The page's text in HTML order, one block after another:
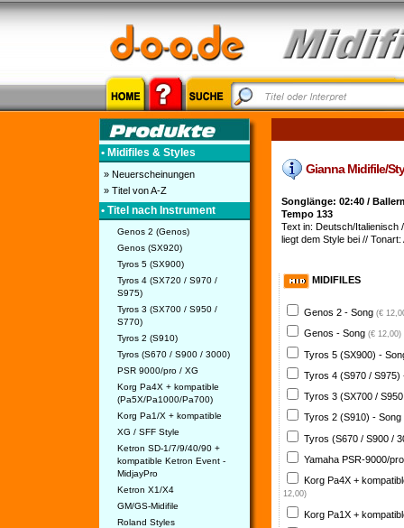
• Midifiles & Styles
» Neuerscheinungen
» Titel von A-Z
• Titel nach Instrument
Genos 2 (Genos)
Genos (SX920)
Tyros 5 (SX900)
Tyros 4 (SX720 / S970 /
S975)
Tyros 3 (SX700 / S950 /
S770)
Tyros 2 (S910)
Tyros (S670 / S900 / 3000)
PSR 9000/pro / XG
Korg Pa4X + kompatible
(Pa5X/Pa1000/Pa700)
Korg Pa1/X + kompatible
XG / SFF Style
Ketron SD-1/7/9/40/90 +
kompatible Ketron Event -
MidjayPro
Ketron X1/X4
GM/GS-Midifile
Roland Styles
Gianna Midifile/
Songlänge: 02:40 /
Tempo 133
Text in: Deutsch/Italienisch
liegt dem Style bei // Tonart:
MIDIFILES
Genos 2 - Song (€
Genos - Song (€ 12,00)
Tyros 5 (SX900) -
Tyros 4 (S970 /
Tyros 3 (SX700 /
Tyros 2 (S910) - Song
Tyros (S670 / S900 /
Yamaha PSR-9000/
Korg Pa4X +
12,00)
Korg Pa1X +